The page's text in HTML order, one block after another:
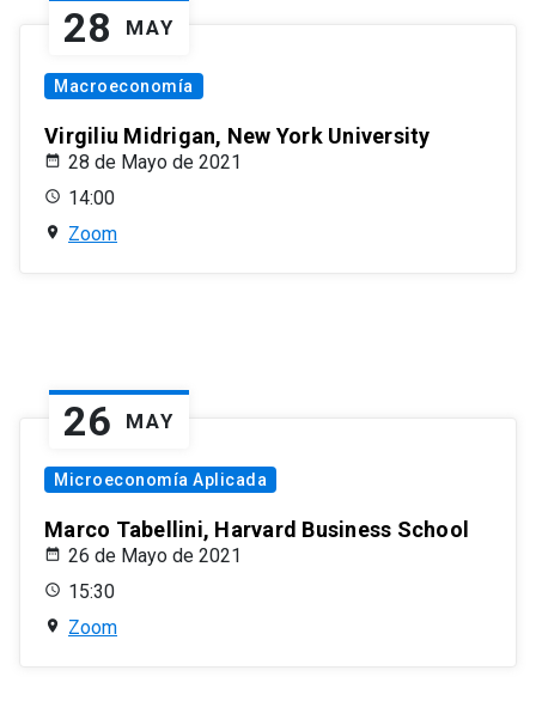
28 MAY
Macroeconomía
Virgiliu Midrigan, New York University
28 de Mayo de 2021
14:00
Zoom
26 MAY
Microeconomía Aplicada
Marco Tabellini, Harvard Business School
26 de Mayo de 2021
15:30
Zoom